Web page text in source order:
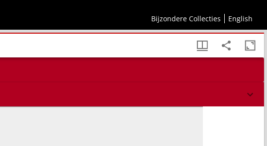
Bijzondere Collecties English